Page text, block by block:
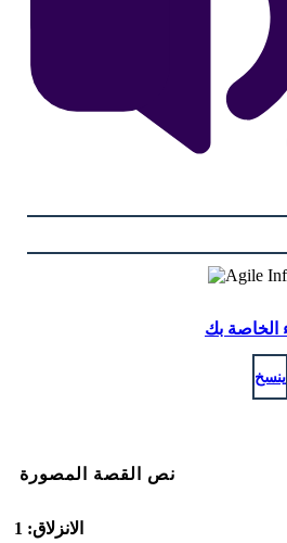
ينسخ
نص القصة المصورة
الانزلاق: 1